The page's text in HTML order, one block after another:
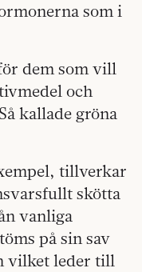
som i
dem som vill
och
kallade gröna
tillverkar
skötta
vanliga
på sin sav
vilket leder till